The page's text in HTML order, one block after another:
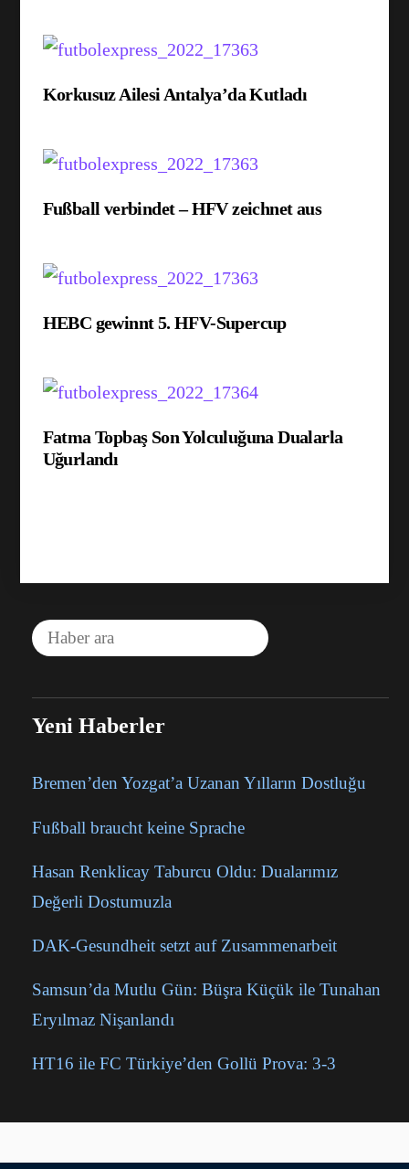
Korkusuz Ailesi Antalya’da Kutladı
Fußball verbindet – HFV zeichnet aus
HEBC gewinnt 5. HFV-Supercup
Fatma Topbaş Son Yolculuğuna Dualarla
Uğurlandı
Yeni Haberler
Bremen’den Yozgat’a Uzanan Yılların Dostluğu
Fußball braucht keine Sprache
Hasan Renklicay Taburcu Oldu: Dualarımız
Değerli Dostumuzla
DAK-Gesundheit setzt auf Zusammenarbeit
Samsun’da Mutlu Gün: Büşra Küçük ile Tunahan
Eryılmaz Nişanlandı
HT16 ile FC Türkiye’den Gollü Prova: 3-3